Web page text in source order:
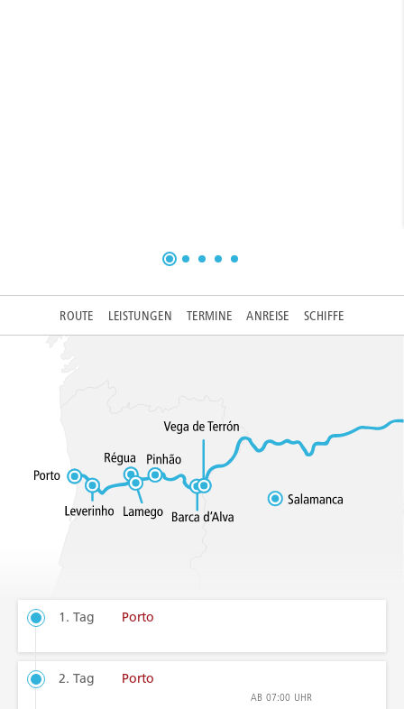
ROUTE LEISTUNGEN TERMINE ANREISE SCHIFFE
1. Tag Porto
2. Tag Porto
AB 07:00 UHR